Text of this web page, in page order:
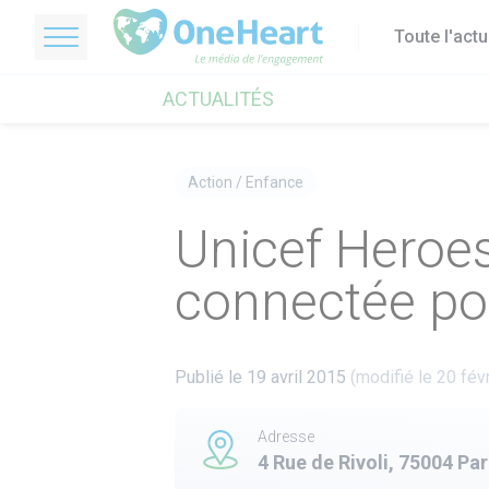
Toute
ACTUALITÉS
Action / Enfance
Unicef
connectée
Publié le 19 avril 2015 (modifié le 20
Adresse
4 Rue de Rivoli, 75004